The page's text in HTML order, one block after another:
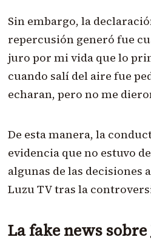
Sin embargo, la
repercusión generó fue
juro por mi vida que lo
cuando salí del aire fue
echaran, pero no me
De esta manera, la
evidencia que no estuvo
algunas de las decisiones
Luzu TV tras la
La fake news sobre